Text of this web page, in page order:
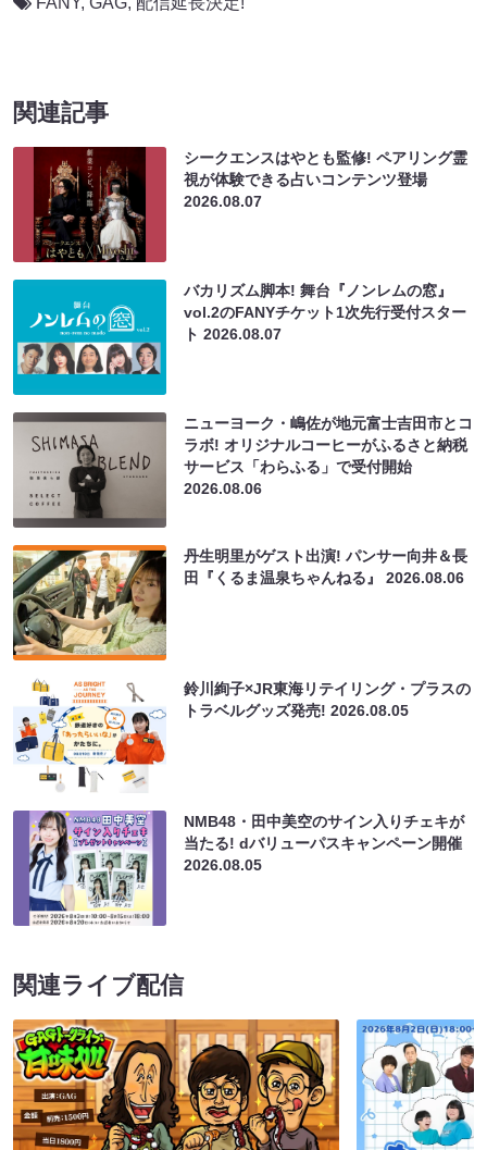
関連記事
シークエンスはやとも監修! ペアリング霊
視が体験できる占いコンテンツ登場
2026.08.07
バカリズム脚本! 舞台『ノンレムの窓』
vol.2のFANYチケット1次先行受付スター
ト2026.08.07
ニューヨーク・嶋佐が地元富士吉田市とコ
ラボ! オリジナルコーヒーがふるさと納税
サービス「わらふる」で受付開始
2026.08.06
丹生明里がゲスト出演! パンサー向井＆長
田『くるま温泉ちゃんねる』2026.08.06
鈴川絢子×JR東海リテイリング・プラスの
トラベルグッズ発売!2026.08.05
NMB48・田中美空のサイン入りチェキが
当たる! dバリューパスキャンペーン開催
2026.08.05
関連ライブ配信